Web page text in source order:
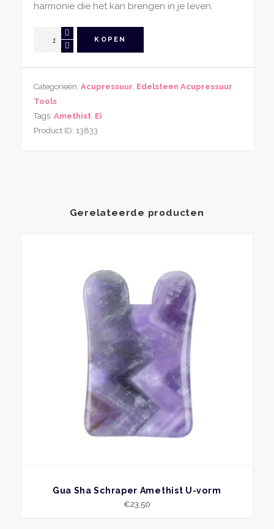
harmonie die het kan brengen in je leven.
Amethist
Acupressure
KOPEN
Categorieën: Acupressuur, Edelsteen Acupressuur
Tools
Tags: Amethist, Ei
Product ID: 13833
Gerelateerde producten
BEKIJK
Gua Sha Schraper Amethist U-vorm
€23,50